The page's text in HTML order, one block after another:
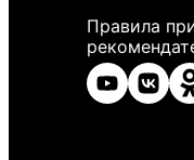
Правила